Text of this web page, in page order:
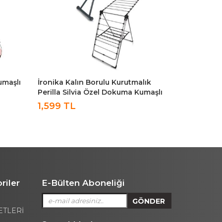
Perilla Silvia Özel Antrasit Dokuma
Kumaşlı Ütü Masası
999 TL
E-Bülten Aboneliği